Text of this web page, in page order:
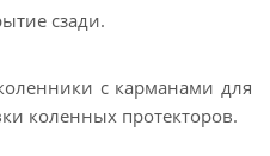
сзади.
с карманами для
коленных протекторов.